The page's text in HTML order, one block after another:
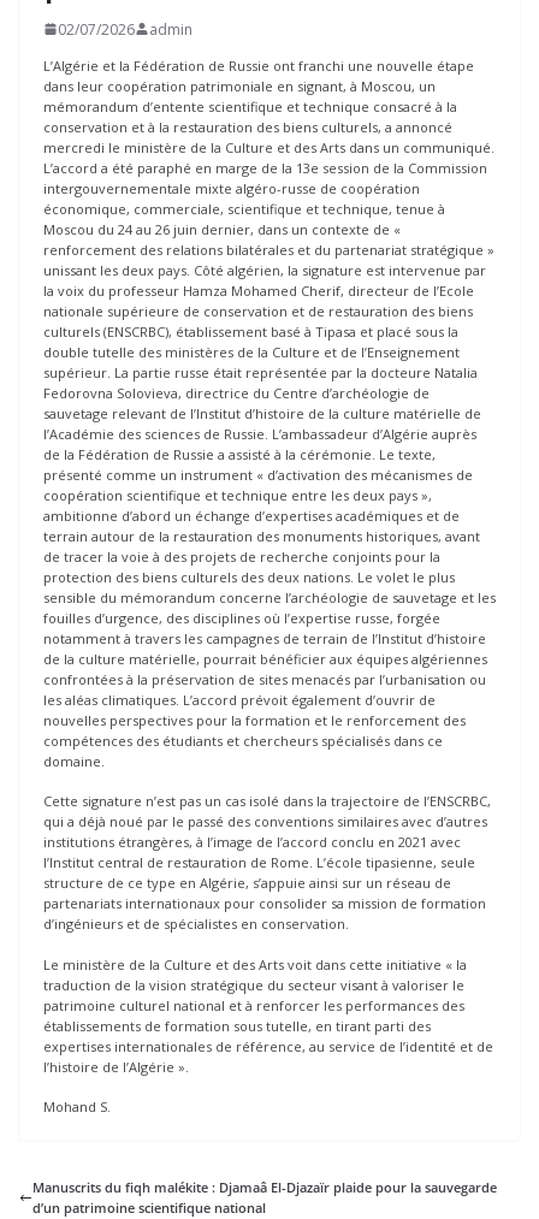
02/07/2026 admin
L’Algérie et la Fédération de Russie ont franchi une nouvelle étape
dans leur coopération patrimoniale en signant, à Moscou, un
mémorandum d’entente scientifique et technique consacré à la
conservation et à la restauration des biens culturels, a annoncé
mercredi le ministère de la Culture et des Arts dans un communiqué.
L’accord a été paraphé en marge de la 13e session de la Commission
intergouvernementale mixte algéro-russe de coopération
économique, commerciale, scientifique et technique, tenue à
Moscou du 24 au 26 juin dernier, dans un contexte de «
renforcement des relations bilatérales et du partenariat stratégique »
unissant les deux pays. Côté algérien, la signature est intervenue par
la voix du professeur Hamza Mohamed Cherif, directeur de l’Ecole
nationale supérieure de conservation et de restauration des biens
culturels (ENSCRBC), établissement basé à Tipasa et placé sous la
double tutelle des ministères de la Culture et de l’Enseignement
supérieur. La partie russe était représentée par la docteure Natalia
Fedorovna Solovieva, directrice du Centre d’archéologie de
sauvetage relevant de l’Institut d’histoire de la culture matérielle de
l’Académie des sciences de Russie. L’ambassadeur d’Algérie auprès
de la Fédération de Russie a assisté à la cérémonie. Le texte,
présenté comme un instrument « d’activation des mécanismes de
coopération scientifique et technique entre les deux pays »,
ambitionne d’abord un échange d’expertises académiques et de
terrain autour de la restauration des monuments historiques, avant
de tracer la voie à des projets de recherche conjoints pour la
protection des biens culturels des deux nations. Le volet le plus
sensible du mémorandum concerne l’archéologie de sauvetage et les
fouilles d’urgence, des disciplines où l’expertise russe, forgée
notamment à travers les campagnes de terrain de l’Institut d’histoire
de la culture matérielle, pourrait bénéficier aux équipes algériennes
confrontées à la préservation de sites menacés par l’urbanisation ou
les aléas climatiques. L’accord prévoit également d’ouvrir de
nouvelles perspectives pour la formation et le renforcement des
compétences des étudiants et chercheurs spécialisés dans ce
domaine.
Cette signature n’est pas un cas isolé dans la trajectoire de l’ENSCRBC,
qui a déjà noué par le passé des conventions similaires avec d’autres
institutions étrangères, à l’image de l’accord conclu en 2021 avec
l’Institut central de restauration de Rome. L’école tipasienne, seule
structure de ce type en Algérie, s’appuie ainsi sur un réseau de
partenariats internationaux pour consolider sa mission de formation
d’ingénieurs et de spécialistes en conservation.
Le ministère de la Culture et des Arts voit dans cette initiative « la
traduction de la vision stratégique du secteur visant à valoriser le
patrimoine culturel national et à renforcer les performances des
établissements de formation sous tutelle, en tirant parti des
expertises internationales de référence, au service de l’identité et de
l’histoire de l’Algérie ».
Mohand S.
Manuscrits du fiqh malékite : Djamaâ El-Djazaïr plaide pour la sauvegarde
d’un patrimoine scientifique national